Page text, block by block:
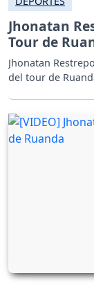
Jhonatan
Tour de
Jhonatan
del tour de